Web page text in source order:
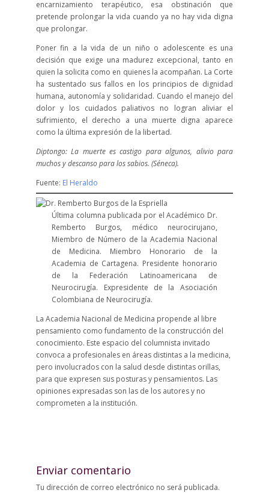
encarnizamiento terapéutico, esa obstinación que
pretende prolongar la vida cuando ya no hay vida digna
que prolongar.
Poner fin a la vida de un niño o adolescente es una
decisión que exige una madurez excepcional, tanto en
quien la solicita como en quienes la acompañan. La Corte
ha sustentado sus fallos en los principios de dignidad
humana, autonomía y solidaridad. Cuando el manejo del
dolor y los cuidados paliativos no logran aliviar el
sufrimiento, el derecho a una muerte digna aparece
como la última expresión de la libertad.
Diptongo: La muerte es castigo para algunos, alivio para
muchos y descanso para los sabios. (Séneca).
Fuente: El Heraldo
Última columna publicada por el Académico Dr.
Remberto Burgos, médico neurocirujano,
Miembro de Número de la Academia Nacional
de Medicina. Miembro Honorario de la
Academia de Cartagena. Presidente honorario
de la Federación Latinoamericana de
Neurocirugía. Expresidente de la Asociación
Colombiana de Neurocirugía.
La Academia Nacional de Medicina propende al libre
pensamiento como fundamento de la construcción del
conocimiento. Este espacio del columnista invitado
convoca a profesionales en áreas distintas a la medicina,
pero involucrados con la salud desde distintas orillas,
para que expresen sus posturas y pensamientos. Las
opiniones expresadas son las de los autores y no
comprometen a la institución.
Enviar comentario
Tu dirección de correo electrónico no será publicada.